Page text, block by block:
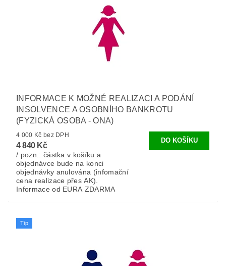
INFORMACE K MOŽNÉ REALIZACI A PODÁNÍ
INSOLVENCE A OSOBNÍHO BANKROTU
(FYZICKÁ OSOBA - ONA)
4 000 Kč bez DPH
4 840 Kč
/ pozn.: částka v košíku a
objednávce bude na konci
objednávky anulována (infomační
cena realizace přes AK).
Informace od EURA ZDARMA
Tip